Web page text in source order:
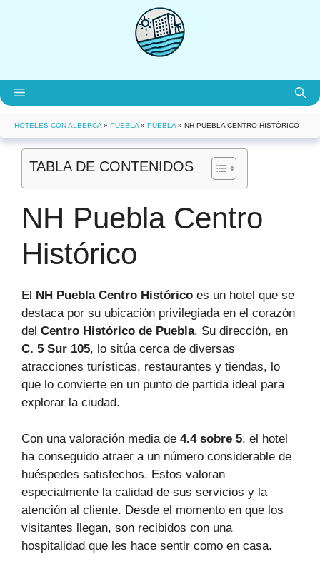
Menú
HOTELES CON ALBERCA » PUEBLA » PUEBLA » NH PUEBLA CENTRO HISTÓRICO
TABLA DE CONTENIDOS
NH Puebla Centro
Histórico
El NH Puebla Centro Histórico es un hotel que se
destaca por su ubicación privilegiada en el corazón
del Centro Histórico de Puebla. Su dirección, en
C. 5 Sur 105, lo sitúa cerca de diversas
atracciones turísticas, restaurantes y tiendas, lo
que lo convierte en un punto de partida ideal para
explorar la ciudad.
Con una valoración media de 4.4 sobre 5, el hotel
ha conseguido atraer a un número considerable de
huéspedes satisfechos. Estos valoran
especialmente la calidad de sus servicios y la
atención al cliente. Desde el momento en que los
visitantes llegan, son recibidos con una
hospitalidad que les hace sentir como en casa.